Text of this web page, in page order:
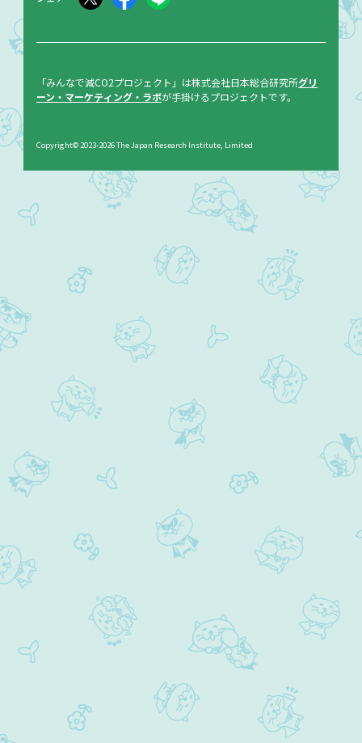
「みんなで減CO2プロジェクト」は株式会社日本総合研究所グリ
ーン・マーケティング・ラボが手掛けるプロジェクトです。
Copyright© 2023-2026The Japan Research Institute, Limited